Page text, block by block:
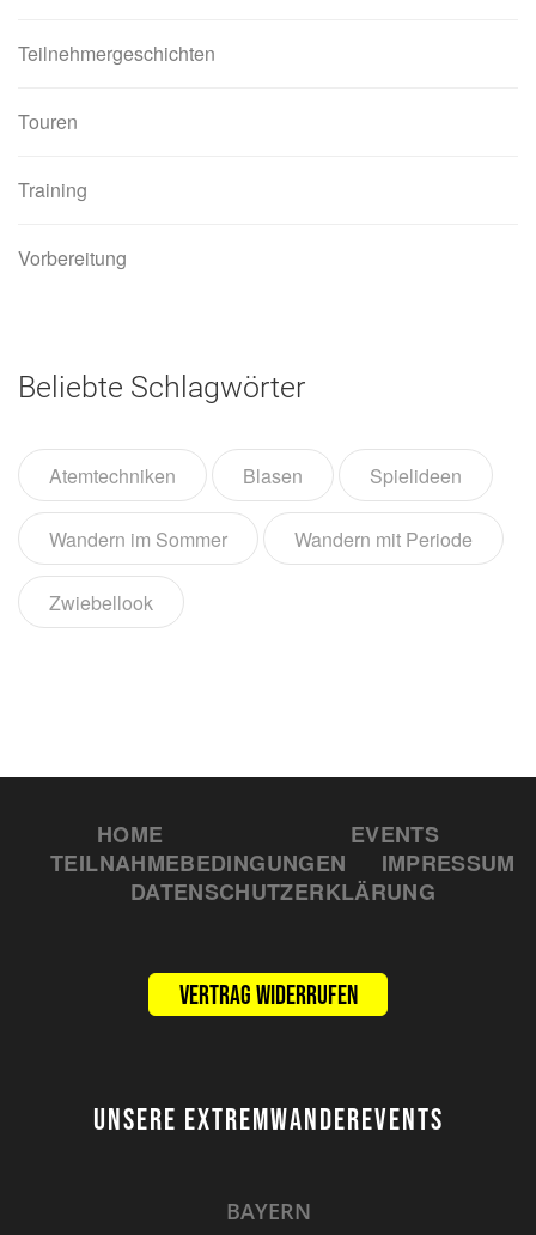
Teilnehmergeschichten
Touren
Training
Vorbereitung
Beliebte Schlagwörter
Atemtechniken Blasen Spielideen
Wandern im Sommer Wandern mit Periode
Zwiebellook
HOME
EVENTS
TEILNAHMEBEDINGUNGEN
IMPRESSUM
DATENSCHUTZERKLÄRUNG
Vertrag widerrufen
UNSERE EXTREMWANDEREVENTS
BAYERN